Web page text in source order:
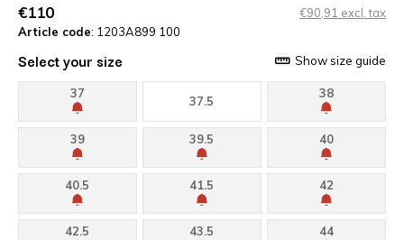
€110
€90,91 excl. tax
Article code: 1203A899 100
Select your size Show size guide
37
37.5
38
39 39.5 40
40.5 41.5 42
42.5 43.5 44